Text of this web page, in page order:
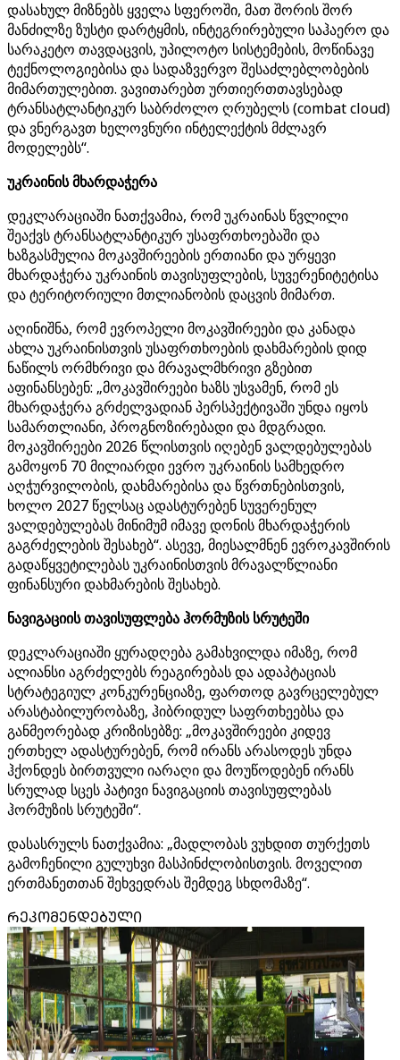
დასახულ მიზნებს ყველა სფეროში, მათ შორის შორ
მანძილზე ზუსტი დარტყმის, ინტეგრირებული საჰაერო და
სარაკეტო თავდაცვის, უპილოტო სისტემების, მოწინავე
ტექნოლოგიებისა და სადაზვერვო შესაძლებლობების
მიმართულებით. ვავითარებთ ურთიერთთავსებად
ტრანსატლანტიკურ საბრძოლო ღრუბელს (combat cloud)
და ვნერგავთ ხელოვნური ინტელექტის მძლავრ
მოდელებს“.
უკრაინის მხარდაჭერა
დეკლარაციაში ნათქვამია, რომ უკრაინას წვლილი
შეაქვს ტრანსატლანტიკურ უსაფრთხოებაში და
ხაზგასმულია მოკავშირეების ერთიანი და ურყევი
მხარდაჭერა უკრაინის თავისუფლების, სუვერენიტეტისა
და ტერიტორიული მთლიანობის დაცვის მიმართ.
აღინიშნა, რომ ევროპელი მოკავშირეები და კანადა
ახლა უკრაინისთვის უსაფრთხოების დახმარების დიდ
ნაწილს ორმხრივი და მრავალმხრივი გზებით
აფინანსებენ: „მოკავშირეები ხაზს უსვამენ, რომ ეს
მხარდაჭერა გრძელვადიან პერსპექტივაში უნდა იყოს
სამართლიანი, პროგნოზირებადი და მდგრადი.
მოკავშირეები 2026 წლისთვის იღებენ ვალდებულებას
გამოყონ 70 მილიარდი ევრო უკრაინის სამხედრო
აღჭურვილობის, დახმარებისა და წვრთნებისთვის,
ხოლო 2027 წელსაც ადასტურებენ სუვერენულ
ვალდებულებას მინიმუმ იმავე დონის მხარდაჭერის
გაგრძელების შესახებ“. ასევე, მიესალმნენ ევროკავშირის
გადაწყვეტილებას უკრაინისთვის მრავალწლიანი
ფინანსური დახმარების შესახებ.
ნავიგაციის თავისუფლება ჰორმუზის სრუტეში
დეკლარაციაში ყურადღება გამახვილდა იმაზე, რომ
ალიანსი აგრძელებს რეაგირებას და ადაპტაციას
სტრატეგიულ კონკურენციაზე, ფართოდ გავრცელებულ
არასტაბილურობაზე, ჰიბრიდულ საფრთხეებსა და
განმეორებად კრიზისებზე: „მოკავშირეები კიდევ
ერთხელ ადასტურებენ, რომ ირანს არასოდეს უნდა
ჰქონდეს ბირთვული იარაღი და მოუწოდებენ ირანს
სრულად სცეს პატივი ნავიგაციის თავისუფლებას
ჰორმუზის სრუტეში“.
დასასრულს ნათქვამია: „მადლობას ვუხდით თურქეთს
გამოჩენილი გულუხვი მასპინძლობისთვის. მოველით
ერთმანეთთან შეხვედრას შემდეგ სხდომაზე“.
ᲠᲔᲙᲝᲛᲔᲜᲓᲔᲑᲣᲚᲘ